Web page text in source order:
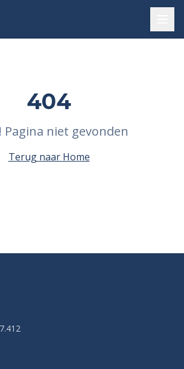
404
Pagina niet gevonden
Terug naar Home